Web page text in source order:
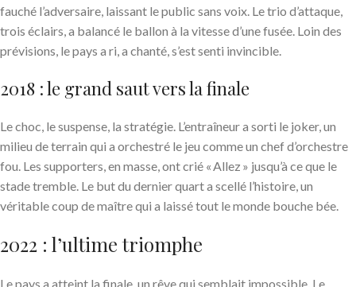
fauché l’adversaire, laissant le public sans voix. Le trio d’attaque,
trois éclairs, a balancé le ballon à la vitesse d’une fusée. Loin des
prévisions, le pays a ri, a chanté, s’est senti invincible.
2018 : le grand saut vers la finale
Le choc, le suspense, la stratégie. L’entraîneur a sorti le joker, un
milieu de terrain qui a orchestré le jeu comme un chef d’orchestre
fou. Les supporters, en masse, ont crié « Allez » jusqu’à ce que le
stade tremble. Le but du dernier quart a scellé l’histoire, un
véritable coup de maître qui a laissé tout le monde bouche bée.
2022 : l’ultime triomphe
Le pays a atteint la finale, un rêve qui semblait impossible. Le